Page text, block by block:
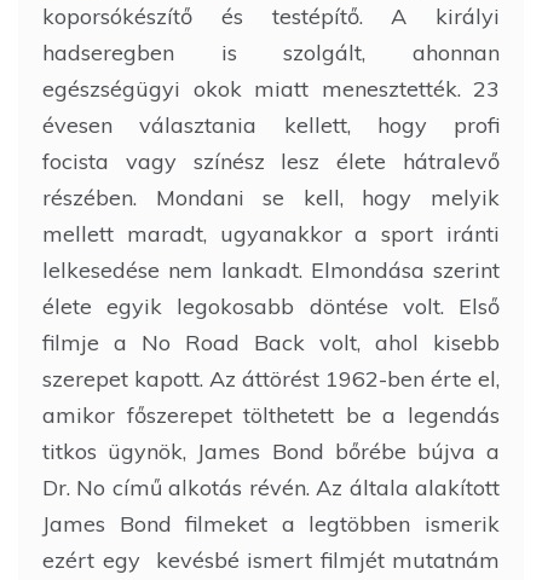
koporsókészítő és testépítő. A királyi
hadseregben is szolgált, ahonnan
egészségügyi okok miatt menesztették. 23
évesen választania kellett, hogy profi
focista vagy színész lesz élete hátralevő
részében. Mondani se kell, hogy melyik
mellett maradt, ugyanakkor a sport iránti
lelkesedése nem lankadt. Elmondása szerint
élete egyik legokosabb döntése volt. Első
filmje a No Road Back volt, ahol kisebb
szerepet kapott. Az áttörést 1962-ben érte el,
amikor főszerepet tölthetett be a legendás
titkos ügynök, James Bond bőrébe bújva a
Dr. No című alkotás révén. Az általa alakított
James Bond filmeket a legtöbben ismerik
ezért egy kevésbé ismert filmjét mutatnám